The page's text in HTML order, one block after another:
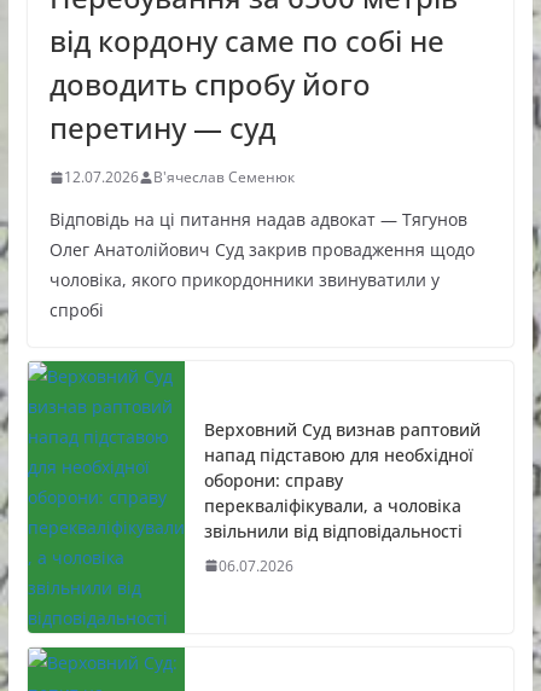
від кордону саме по собі не
доводить спробу його
перетину — суд
12.07.2026 В'ячеслав Семенюк
Відповідь на ці питання надав адвокат — Тягунов
Олег Анатолійович Суд закрив провадження щодо
чоловіка, якого прикордонники звинуватили у
спробі
Верховний Суд визнав раптовий
напад підставою для необхідної
оборони: справу
перекваліфікували, а чоловіка
звільнили від відповідальності
06.07.2026